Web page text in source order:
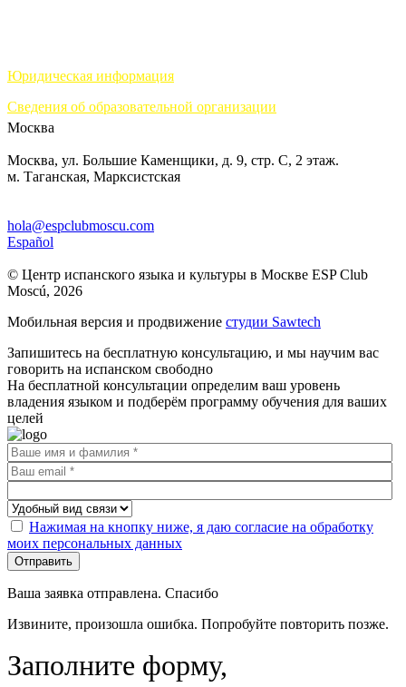
Юридическая информация
Сведения об образовательной организации
Москва
Москва, ул. Большие Каменщики, д. 9, стр. С, 2 этаж.
м. Таганская, Марксистская
hola@espclubmoscu.com
Español
© Центр испанского языка и культуры в Москве ESP Club
Moscú, 2026
Мобильная версия и продвижение студии Sawtech
Запишитесь на бесплатную консультацию, и мы научим вас
говорить на испанском свободно
На бесплатной консультации определим ваш уровень
владения языком и подберём программу обучения для ваших
целей
Нажимая на кнопку ниже, я даю согласие на обработку
моих персональных данных
Отправить
Ваша заявка отправлена. Спасибо
Извините, произошла ошибка. Попробуйте повторить позже.
Заполните форму,